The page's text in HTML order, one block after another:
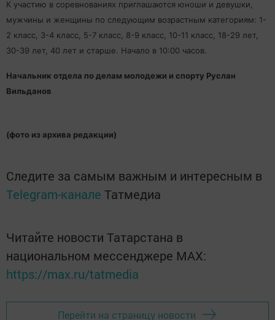
К участию в соревнованиях приглашаются юноши и девушки,
мужчины и женщины по следующим возрастным категориям: 1-
2 класс, 3-4 класс, 5-7 класс, 8-9 класс, 10-11 класс, 18-29 лет,
30-39 лет, 40 лет и старше. Начало в 10:00 часов.
Начальник отдела по делам молодежи и спорту Руслан
Вильданов
(фото из архива редакции)
Следите за самым важным и интересным в
Telegram-канале Татмедиа
Читайте новости Татарстана в
национальном мессенджере MАХ:
https://max.ru/tatmedia
Перейти на страницу новости